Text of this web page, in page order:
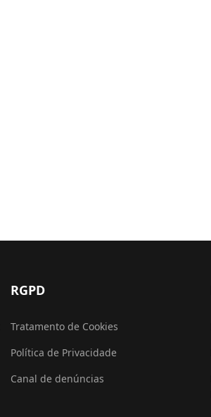
RGPD
Tratamento de Cookies
Política de Privacidade
Canal de denúncias